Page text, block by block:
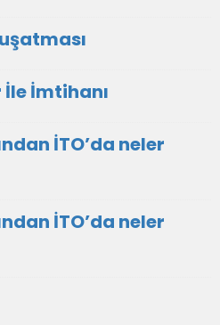
İmtihanı
İTO’da neler
İTO’da neler